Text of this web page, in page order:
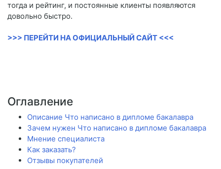
тогда и рейтинг, и постоянные клиенты появляются
довольно быстро.
>>> ПЕРЕЙТИ НА ОФИЦИАЛЬНЫЙ САЙТ <<<
Оглавление
Описание Что написано в дипломе бакалавра
Зачем нужен Что написано в дипломе бакалавра
Мнение специалиста
Как заказать?
Отзывы покупателей